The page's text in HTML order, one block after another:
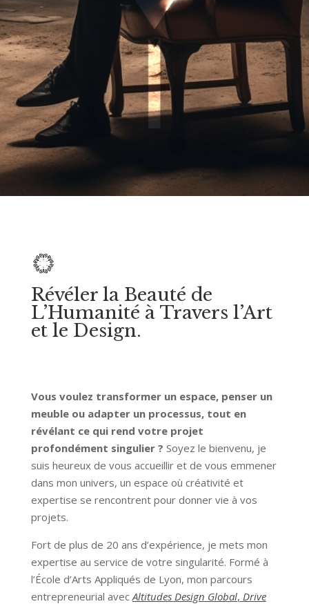
Révéler la Beauté de
L’Humanité à Travers l’Art
et le Design.
Vous voulez transformer un espace, penser un
meuble ou adapter un processus, tout en
révélant ce qui rend votre projet
profondément singulier ? Soyez le bienvenu, je
suis heureux de vous accueillir et de vous emmener
dans mon univers, un espace où créativité et
expertise se rencontrent pour donner vie à vos
projets.
Fort de plus de 20 ans d’expérience, je mets mon
expertise au service de votre singularité. Formé à
l’École d’Arts Appliqués de Lyon, mon parcours
entrepreneurial avecAltitudes Design Global, Drive